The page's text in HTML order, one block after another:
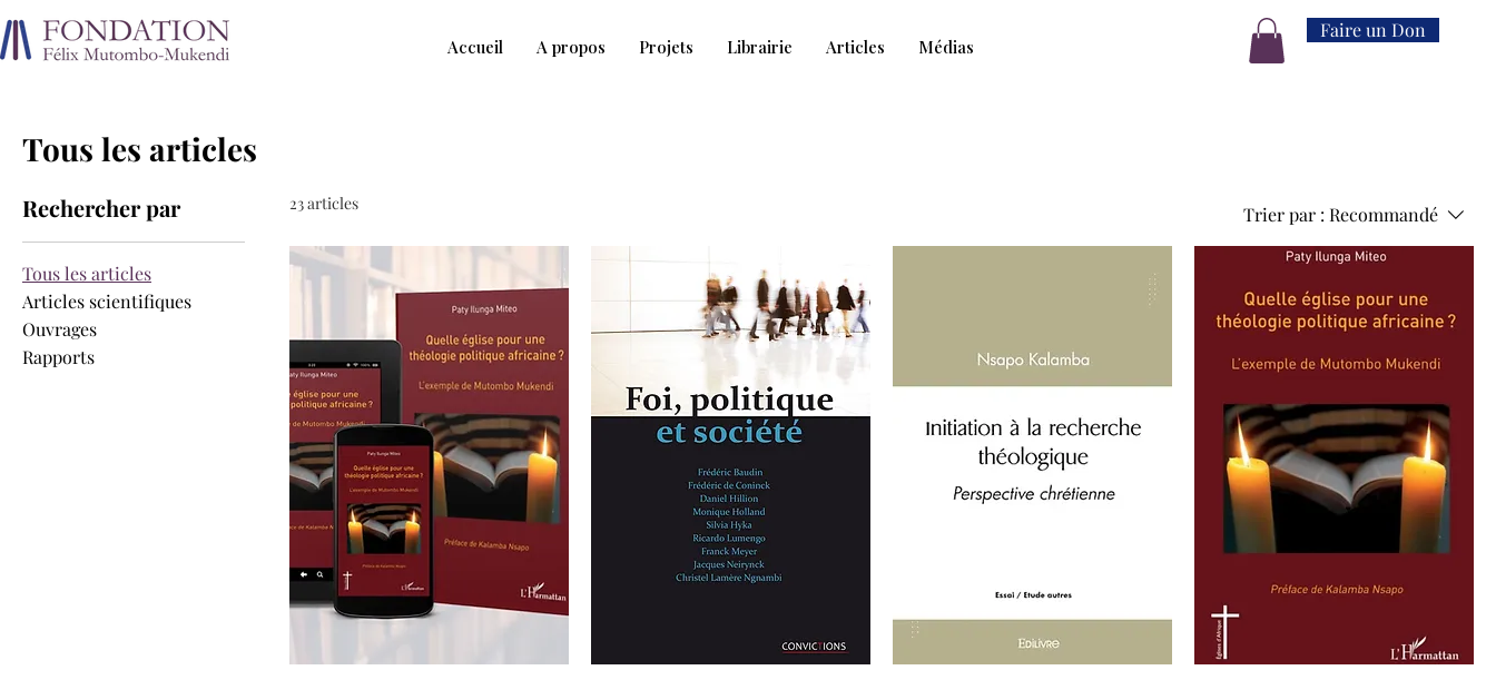
Accueil A propos Projets Librairie Articles Médias
Faire un Don
Tous les articles
Rechercher par
Tous les articles
Articles scientifiques
Ouvrages
Rapports
23 articles Trier par : Recommandé